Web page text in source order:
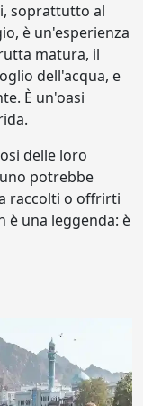
soprattutto al
è un'esperienza
matura, il
dell'acqua, e
È un'oasi
delle loro
potrebbe
raccolti o offrirti
è una leggenda: è